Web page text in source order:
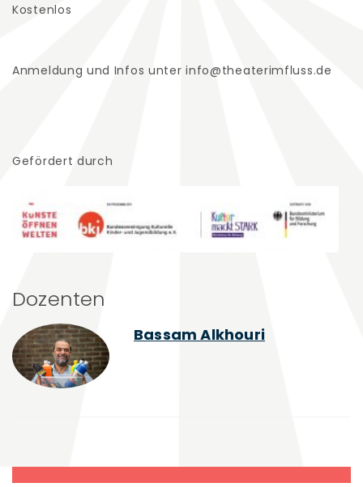
Kostenlos
Anmeldung und Infos unter info@theaterimfluss.de
Gefördert durch
Dozenten
Bassam Alkhouri